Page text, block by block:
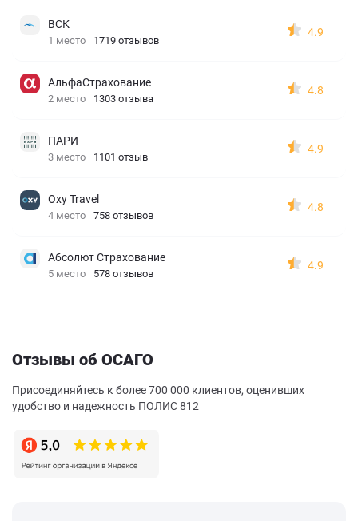
ВСК
1 место 1719 отзывов
4.9
АльфаСтрахование
2 место 1303 отзыва
4.8
ПАРИ
3 место 1101 отзыв
4.9
Oxy Travel
4 место 758 отзывов
4.8
Абсолют Страхование
5 место 578 отзывов
4.9
Отзывы об ОСАГО
Присоединяйтесь к более 700 000 клиентов, оценивших
удобство и надежность ПОЛИС 812